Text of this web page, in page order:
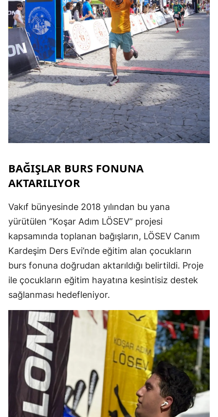
BAĞIŞLAR BURS FONUNA
AKTARILIYOR
Vakıf bünyesinde 2018 yılından bu yana
yürütülen “Koşar Adım LÖSEV” projesi
kapsamında toplanan bağışların, LÖSEV Canım
Kardeşim Ders Evi’nde eğitim alan çocukların
burs fonuna doğrudan aktarıldığı belirtildi. Proje
ile çocukların eğitim hayatına kesintisiz destek
sağlanması hedefleniyor.